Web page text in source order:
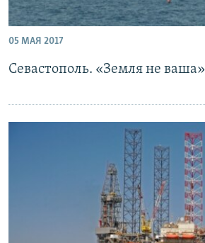
05 МАЯ 2017
Севастополь. «Земля не ваша»